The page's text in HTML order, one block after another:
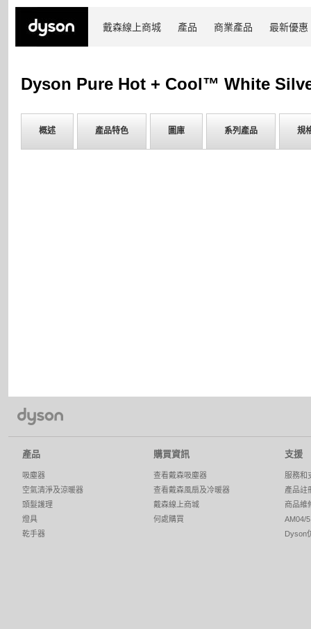
戴森線上商城 產品 商業產品 最新優惠
Dyson Pure Hot + Cool™ White
概述 產品特色 圖庫 系列產品 規
產品
吸塵器
空氣清淨及涼暖器
頭髮護理
燈具
乾手器
購買資訊
查看戴森吸塵器
查看戴森風扇及冷暖器
戴森線上商城
何處購買
支援
服務和
產品註
商品維
AM04/
Dyson